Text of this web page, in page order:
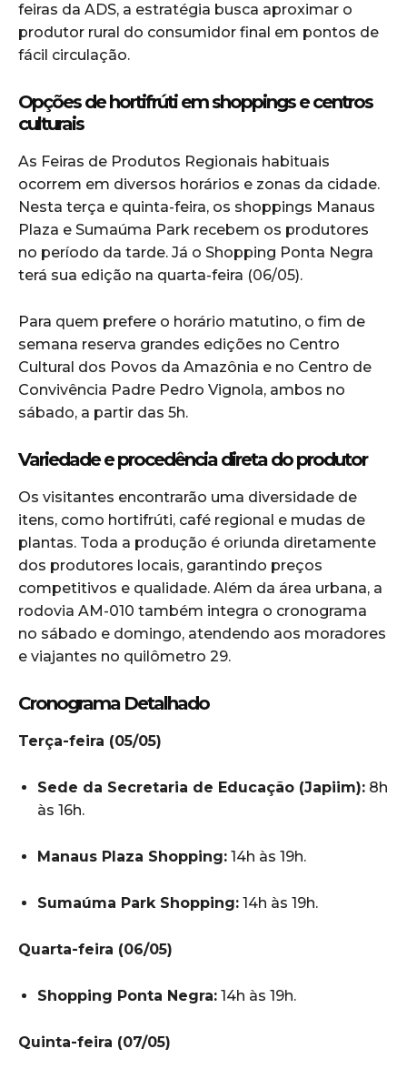
feiras da ADS, a estratégia busca aproximar o
produtor rural do consumidor final em pontos de
fácil circulação.
Opções de hortifrúti em shoppings e centros
culturais
As Feiras de Produtos Regionais habituais
ocorrem em diversos horários e zonas da cidade.
Nesta terça e quinta-feira, os shoppings Manaus
Plaza e Sumaúma Park recebem os produtores
no período da tarde. Já o Shopping Ponta Negra
terá sua edição na quarta-feira (06/05).
Para quem prefere o horário matutino, o fim de
semana reserva grandes edições no Centro
Cultural dos Povos da Amazônia e no Centro de
Convivência Padre Pedro Vignola, ambos no
sábado, a partir das 5h.
Variedade e procedência direta do produtor
Os visitantes encontrarão uma diversidade de
itens, como hortifrúti, café regional e mudas de
plantas. Toda a produção é oriunda diretamente
dos produtores locais, garantindo preços
competitivos e qualidade. Além da área urbana, a
rodovia AM-010 também integra o cronograma
no sábado e domingo, atendendo aos moradores
e viajantes no quilômetro 29.
Cronograma Detalhado
Terça-feira (05/05)
Sede da Secretaria de Educação (Japiim): 8h
às 16h.
Manaus Plaza Shopping: 14h às 19h.
Sumaúma Park Shopping: 14h às 19h.
Quarta-feira (06/05)
Shopping Ponta Negra: 14h às 19h.
Quinta-feira (07/05)